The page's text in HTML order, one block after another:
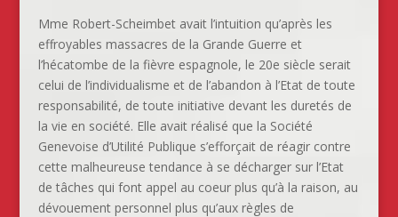
Mme Robert-Scheimbet avait l’intuition qu’après les
effroyables massacres de la Grande Guerre et
l’hécatombe de la fièvre espagnole, le 20e siècle serait
celui de l’individualisme et de l’abandon à l’Etat de toute
responsabilité, de toute initiative devant les duretés de
la vie en société. Elle avait réalisé que la Société
Genevoise d’Utilité Publique s’efforçait de réagir contre
cette malheureuse tendance à se décharger sur l’Etat
de tâches qui font appel au coeur plus qu’à la raison, au
dévouement personnel plus qu’aux règles de